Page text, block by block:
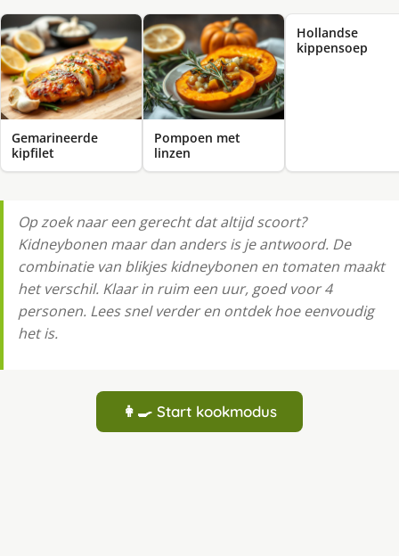
Gemarineerde
kipfilet
Pompoen met
linzen
Hollandse
kippensoep
Op zoek naar een gerecht dat altijd scoort?
Kidneybonen maar dan anders is je antwoord. De
combinatie van blikjes kidneybonen en tomaten maakt
het verschil. Klaar in ruim een uur, goed voor 4
personen. Lees snel verder en ontdek hoe eenvoudig
het is.
👩‍🍳 Start kookmodus